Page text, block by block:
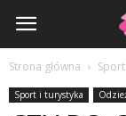
EnklawaUrody.pl
Strona główna
Sport i turystyka